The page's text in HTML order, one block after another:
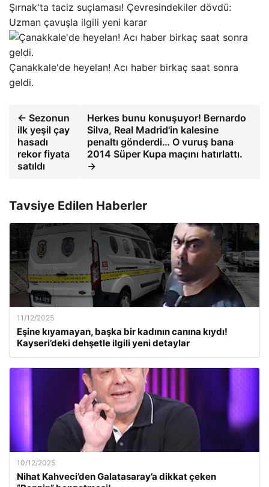
Şırnak'ta taciz suçlaması! Çevresindekiler dövdü:
Uzman çavuşla ilgili yeni karar
Çanakkale'de heyelan! Acı haber birkaç saat sonra
geldi.
← Sezonun
ilk yeşil çay
hasadı
rekor fiyata
satıldı
Herkes bunu konuşuyor! Bernardo
Silva, Real Madrid'in kalesine
penaltı gönderdi… O vuruş bana
2014 Süper Kupa maçını hatırlattı.
→
Tavsiye Edilen Haberler
11/12/2025
Eşine kıyamayan, başka bir kadının canına kıydı!
Kayseri’deki dehşetle ilgili yeni detaylar
10/12/2025
Nihat Kahveci’den Galatasaray’a dikkat çeken